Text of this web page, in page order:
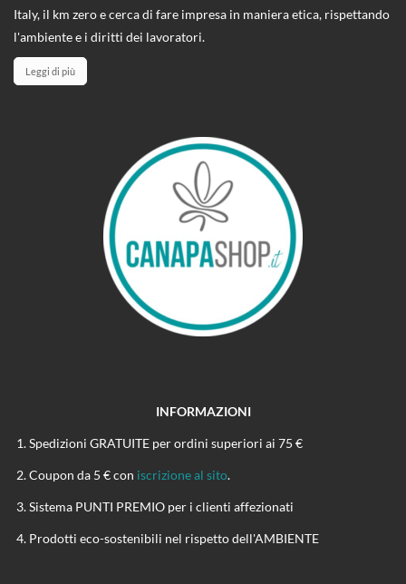
Italy, il km zero e cerca di fare impresa in maniera etica, rispettando
l'ambiente e i diritti dei lavoratori.
Leggi di più
INFORMAZIONI
Spedizioni GRATUITE per ordini superiori ai 75 €
Coupon da 5 € con iscrizione al sito.
Sistema PUNTI PREMIO per i clienti affezionati
Prodotti eco-sostenibili nel rispetto dell'AMBIENTE